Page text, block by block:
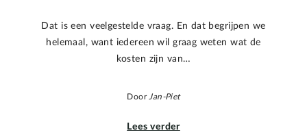
Dat is een veelgestelde vraag. En dat begrijpen we
helemaal, want iedereen wil graag weten wat de
kosten zijn van…
Door Jan-Piet
Lees verder